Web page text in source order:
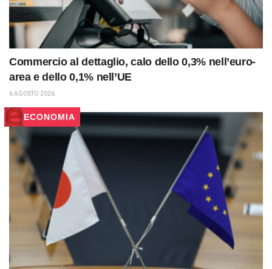
Commercio al dettaglio, calo dello 0,3% nell’euro-
area e dello 0,1% nell’UE
6 AGOSTO 2026
ECONOMIA